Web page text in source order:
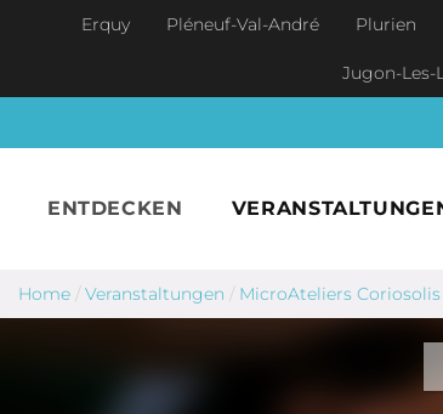
Skip to main content
Erquy Pléneuf-Val-André Plurien
Jugon-Les-
ENTDECKEN
Home / Veranstaltungen / MicroAteliers Coriosolis